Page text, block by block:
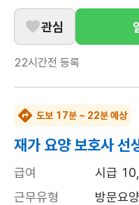
관심
22시간전 등록
도보 17분 ~ 22분 예상
재가 요양 보호사 선
급여
시급
근무유형
방문요양